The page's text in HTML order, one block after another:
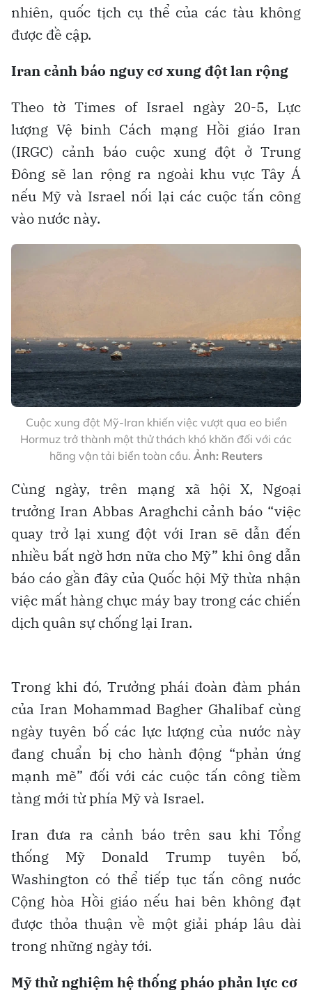
nhiên, quốc tịch cụ thể của các tàu không
được đề cập.
Iran cảnh báo nguy cơ xung đột lan rộng
Theo tờ Times of Israel ngày 20-5, Lực
lượng Vệ binh Cách mạng Hồi giáo Iran
(IRGC) cảnh báo cuộc xung đột ở Trung
Đông sẽ lan rộng ra ngoài khu vực Tây Á
nếu Mỹ và Israel nối lại các cuộc tấn công
vào nước này.
Cuộc xung đột Mỹ-Iran khiến việc vượt qua eo biển
Hormuz trở thành một thử thách khó khăn đối với các
hãng vận tải biển toàn cầu. Ảnh: Reuters
Cùng ngày, trên mạng xã hội X, Ngoại
trưởng Iran Abbas Araghchi cảnh báo “việc
quay trở lại xung đột với Iran sẽ dẫn đến
nhiều bất ngờ hơn nữa cho Mỹ” khi ông dẫn
báo cáo gần đây của Quốc hội Mỹ thừa nhận
việc mất hàng chục máy bay trong các chiến
dịch quân sự chống lại Iran.
Trong khi đó, Trưởng phái đoàn đàm phán
của Iran Mohammad Bagher Ghalibaf cùng
ngày tuyên bố các lực lượng của nước này
đang chuẩn bị cho hành động “phản ứng
mạnh mẽ” đối với các cuộc tấn công tiềm
tàng mới từ phía Mỹ và Israel.
Iran đưa ra cảnh báo trên sau khi Tổng
thống Mỹ Donald Trump tuyên bố,
Washington có thể tiếp tục tấn công nước
Cộng hòa Hồi giáo nếu hai bên không đạt
được thỏa thuận về một giải pháp lâu dài
trong những ngày tới.
Mỹ thử nghiệm hệ thống pháo phản lực cơ